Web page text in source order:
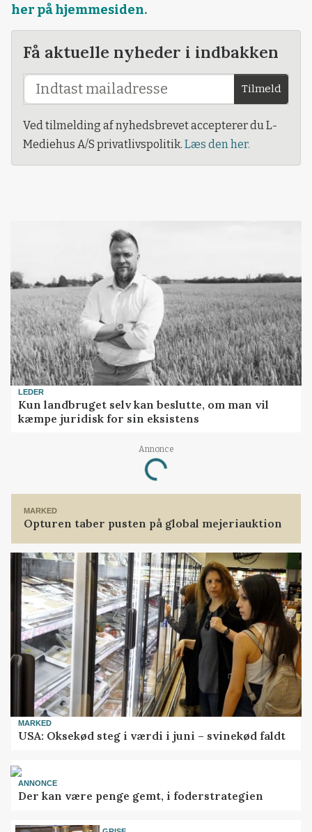
her på hjemmesiden.
Få aktuelle nyheder i indbakken
Tilmeld
Ved tilmelding af nyhedsbrevet accepterer du L-
Mediehus A/S privatlivspolitik. Læs den her.
LEDER
Kun landbruget selv kan beslutte, om man vil
kæmpe juridisk for sin eksistens
Annonce
Loading...
MARKED
Opturen taber pusten på global mejeriauktion
MARKED
USA: Oksekød steg i værdi i juni – svinekød faldt
ANNONCE
Der kan være penge gemt, i foderstrategien